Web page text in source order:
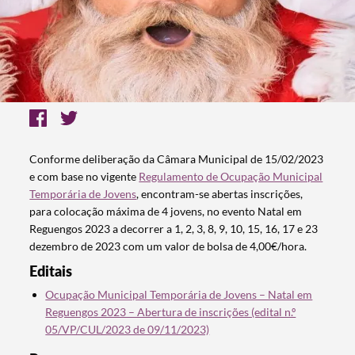
Conforme deliberação da Câmara Municipal de 15/02/2023
e com base no vigente Regulamento de Ocupação Municipal
Temporária de Jovens, encontram-se abertas inscrições,
para colocação máxima de 4 jovens, no evento Natal em
Reguengos 2023 a decorrer a 1, 2, 3, 8, 9, 10, 15, 16, 17 e 23
dezembro de 2023 com um valor de bolsa de 4,00€/hora.
Editais
Ocupação Municipal Temporária de Jovens – Natal em
Reguengos 2023 – Abertura de inscrições (edital n.º
05/VP/CUL/2023 de 09/11/2023)